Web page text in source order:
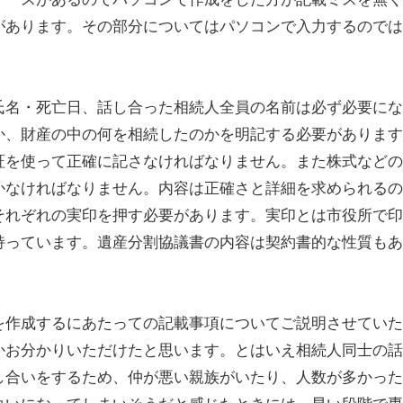
ります。その部分についてはパソコンで入力するので
・死亡日、話し合った相続人全員の名前は必ず必要に
財産の中の何を相続したのかを明記する必要がありま
使って正確に記さなければなりません。また株式など
ければなりません。内容は正確さと詳細を求められる
ぞれの実印を押す必要があります。実印とは市役所で
ています。遺産分割協議書の内容は契約書的な性質も
成するにあたっての記載事項についてご説明させてい
分かりいただけたと思います。とはいえ相続人同士の
いをするため、仲が悪い親族がいたり、人数が多かっ